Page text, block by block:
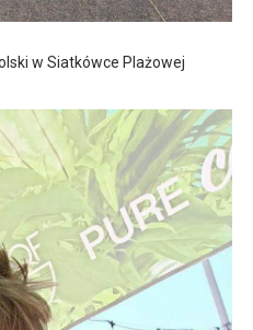
w Siatkówce Plażowej